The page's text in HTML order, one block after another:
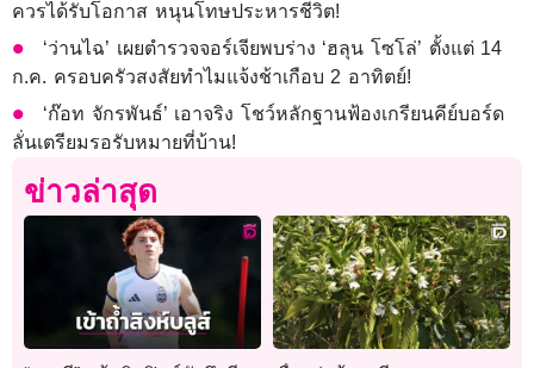
ควรได้รับโอกาส หนุนโทษประหารชีวิต!
‘ว่านไฉ’ เผยตำรวจจอร์เจียพบร่าง ‘ฮลุน โซโล่’ ตั้งแต่ 14
ก.ค. ครอบครัวสงสัยทำไมแจ้งช้าเกือบ 2 อาทิตย์!
‘ก๊อท จักรพันธ์’ เอาจริง โชว์หลักฐานฟ้องเกรียนคีย์บอร์ด
ลั่นเตรียมรอรับหมายที่บ้าน!
ข่าวล่าสุด